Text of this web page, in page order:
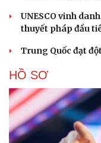
Cải chính
UNESCO vinh
thuyết pháp đầu
Trung Quốc đạt
HỒ SƠ